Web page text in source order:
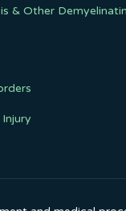
& Other